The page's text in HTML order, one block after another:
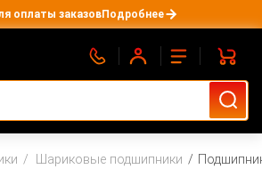
оплаты заказовПодробнее
Шариковые подшипники